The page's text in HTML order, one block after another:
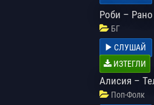
Роби –
БГ
СЛУШАЙ
ИЗТЕГЛИ
Алисия –
Поп-Фолк